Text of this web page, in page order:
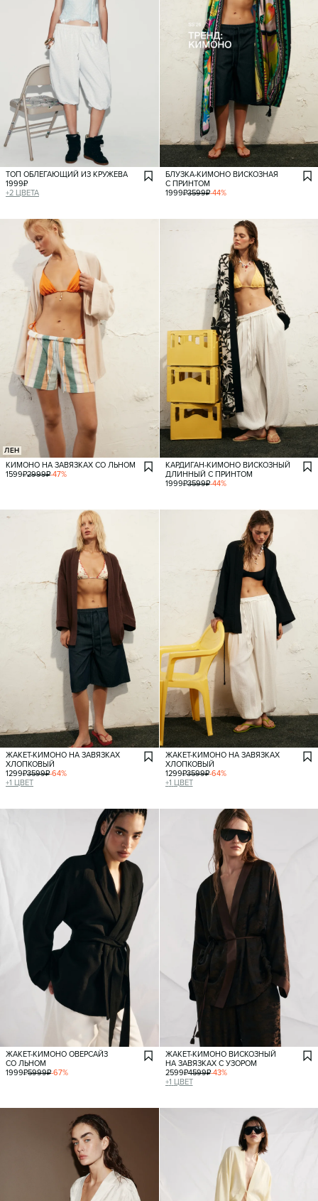
ТОП ОБЛЕГАЮЩИЙ ИЗ КРУЖЕВА
1999₽
+2 ЦВЕТА
БЛУЗКА-КИМОНО ВИСКОЗНАЯ
С ПРИНТОМ
1999₽3599₽-44%
ЛЕН
КИМОНО НА ЗАВЯЗКАХ СО ЛЬНОМ
1599₽2999₽-47%
КАРДИГАН-КИМОНО ВИСКОЗНЫЙ
ДЛИННЫЙ С ПРИНТОМ
1999₽3599₽-44%
ЖАКЕТ-КИМОНО НА ЗАВЯЗКАХ
ХЛОПКОВЫЙ
1299₽3599₽-64%
+1 ЦВЕТ
ЖАКЕТ-КИМОНО НА ЗАВЯЗКАХ
ХЛОПКОВЫЙ
1299₽3599₽-64%
+1 ЦВЕТ
ЖАКЕТ-КИМОНО ОВЕРСАЙЗ
СО ЛЬНОМ
1999₽5999₽-67%
ЖАКЕТ-КИМОНО ВИСКОЗНЫЙ
НА ЗАВЯЗКАХ С УЗОРОМ
2599₽4599₽-43%
+1 ЦВЕТ